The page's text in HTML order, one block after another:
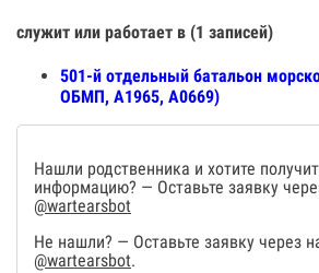
служит или работает в (1 записей)
501-й отдельный батальон
ОБМП, А1965, А0669)
Нашли родственника и хотите
информацию? — Оставьте заявку
@wartearsbot
Не нашли? — Оставьте заявку через
@wartearsbot.